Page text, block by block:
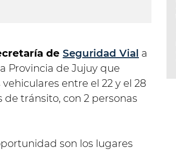
de Seguridad Vial a
Provincia de Jujuy que
entre el 22 y el 28
tránsito, con 2 personas
son los lugares